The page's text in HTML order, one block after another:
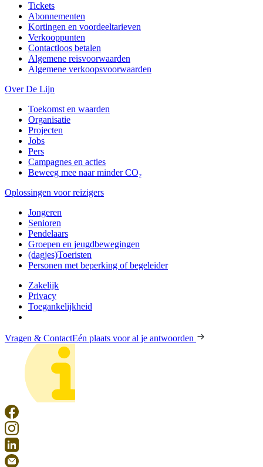
Tickets
Abonnementen
Kortingen en voordeeltarieven
Verkooppunten
Contactloos betalen
Algemene reisvoorwaarden
Algemene verkoopsvoorwaarden
Over De Lijn
Toekomst en waarden
Organisatie
Projecten
Jobs
Pers
Campagnes en acties
Beweeg mee naar minder CO₂
Oplossingen voor reizigers
Jongeren
Senioren
Pendelaars
Groepen en jeugdbewegingen
(dagjes)Toeristen
Personen met beperking of begeleider
Zakelijk
Privacy
Toegankelijkheid
Vragen & ContactEén plaats voor al je antwoorden